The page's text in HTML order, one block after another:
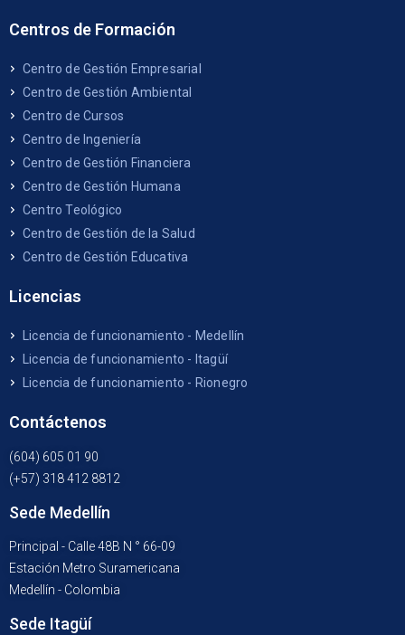
Centros de Formación
Centro de Gestión Empresarial
Centro de Gestión Ambiental
Centro de Cursos
Centro de Ingeniería
Centro de Gestión Financiera
Centro de Gestión Humana
Centro Teológico
Centro de Gestión de la Salud
Centro de Gestión Educativa
Licencias
Licencia de funcionamiento - Medellín
Licencia de funcionamiento - Itagüí
Licencia de funcionamiento - Rionegro
Contáctenos
(604) 605 01 90
(+57) 318 412 8812
Sede Medellín
Principal - Calle 48B N ° 66-09
Estación Metro Suramericana
Medellín - Colombia
Sede Itagüí